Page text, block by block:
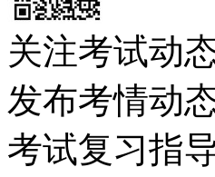
关注考试动
发布考情动
考试复习指